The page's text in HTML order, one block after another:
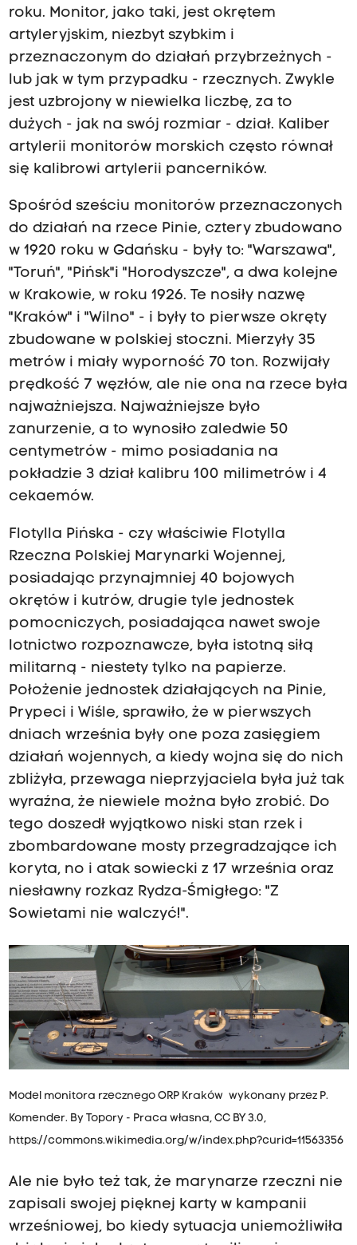
roku. Monitor, jako taki, jest okrętem
artyleryjskim, niezbyt szybkim i
przeznaczonym do działań przybrzeżnych -
lub jak w tym przypadku - rzecznych. Zwykle
jest uzbrojony w niewielka liczbę, za to
dużych - jak na swój rozmiar - dział. Kaliber
artylerii monitorów morskich często równał
się kalibrowi artylerii pancerników.
Spośród sześciu monitorów przeznaczonych
do działań na rzece Pinie, cztery zbudowano
w 1920 roku w Gdańsku - były to: "Warszawa",
"Toruń", "Pińsk"i "Horodyszcze", a dwa kolejne
w Krakowie, w roku 1926. Te nosiły nazwę
"Kraków" i "Wilno" - i były to pierwsze okręty
zbudowane w polskiej stoczni. Mierzyły 35
metrów i miały wyporność 70 ton. Rozwijały
prędkość 7 węzłów, ale nie ona na rzece była
najważniejsza. Najważniejsze było
zanurzenie, a to wynosiło zaledwie 50
centymetrów - mimo posiadania na
pokładzie 3 dział kalibru 100 milimetrów i 4
cekaemów.
Flotylla Pińska - czy właściwie Flotylla
Rzeczna Polskiej Marynarki Wojennej,
posiadając przynajmniej 40 bojowych
okrętów i kutrów, drugie tyle jednostek
pomocniczych, posiadająca nawet swoje
lotnictwo rozpoznawcze, była istotną siłą
militarną - niestety tylko na papierze.
Położenie jednostek działających na Pinie,
Prypeci i Wiśle, sprawiło, że w pierwszych
dniach września były one poza zasięgiem
działań wojennych, a kiedy wojna się do nich
zbliżyła, przewaga nieprzyjaciela była już tak
wyraźna, że niewiele można było zrobić. Do
tego doszedł wyjątkowo niski stan rzek i
zbombardowane mosty przegradzające ich
koryta, no i atak sowiecki z 17 września oraz
niesławny rozkaz Rydza-Śmigłego: "Z
Sowietami nie walczyć!".
Model monitora rzecznego ORP Kraków wykonany przez P.
Komender. By Topory - Praca własna, CC BY 3.0,
https://commons.wikimedia.org/w/index.php?curid=11563356
Ale nie było też tak, że marynarze rzeczni nie
zapisali swojej pięknej karty w kampanii
wrześniowej, bo kiedy sytuacja uniemożliwiła